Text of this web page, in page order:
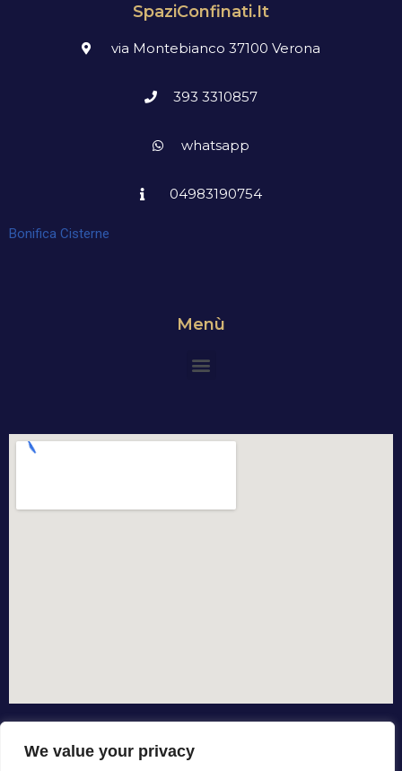
We value your privacy
SpaziConfinati.it
via Montebianco 37100 Verona
393 3310857
whatsapp
04983190754
Bonifica Cisterne
Menù